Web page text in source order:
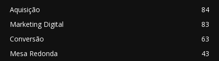
Aquisição
84
Marketing Digital
83
Conversão
63
Mesa Redonda
43